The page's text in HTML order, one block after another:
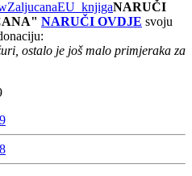
NARUČI
NARUČI OVDJE svoju
ostalo je još malo primjeraka za